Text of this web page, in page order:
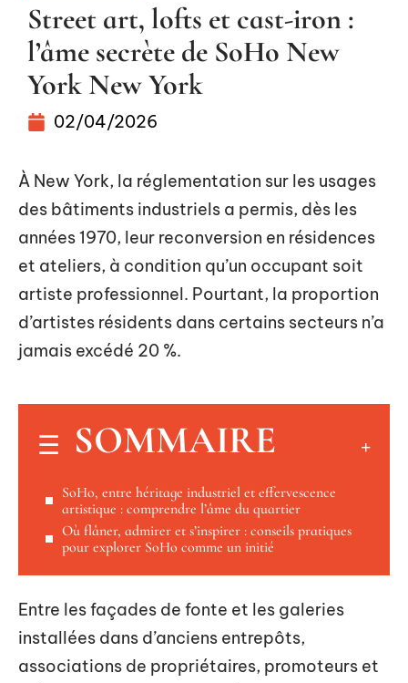
Street art, lofts et cast-iron :
l’âme secrète de SoHo New
York New York
02/04/2026
À New York, la réglementation sur les usages
des bâtiments industriels a permis, dès les
années 1970, leur reconversion en résidences
et ateliers, à condition qu’un occupant soit
artiste professionnel. Pourtant, la proportion
d’artistes résidents dans certains secteurs n’a
jamais excédé 20 %.
SOMMAIRE
SoHo, entre héritage industriel et effervescence
artistique : comprendre l’âme du quartier
Où flâner, admirer et s’inspirer : conseils pratiques
pour explorer SoHo comme un initié
Entre les façades de fonte et les galeries
installées dans d’anciens entrepôts,
associations de propriétaires, promoteurs et